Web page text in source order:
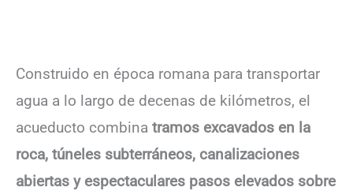
Construido en época romana para transportar
agua a lo largo de decenas de kilómetros, el
acueducto combina tramos excavados en la
roca, túneles subterráneos, canalizaciones
abiertas y espectaculares pasos elevados sobre